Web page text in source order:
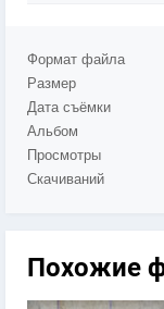
Формат файла
Размер
Дата съёмки
Альбом
Просмотры
Скачиваний
Похожие